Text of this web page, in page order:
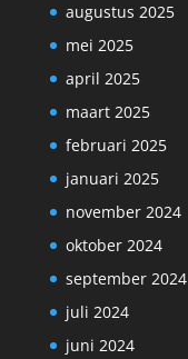
augustus 2025
mei 2025
april 2025
maart 2025
februari 2025
januari 2025
november 2024
oktober 2024
september 2024
juli 2024
juni 2024